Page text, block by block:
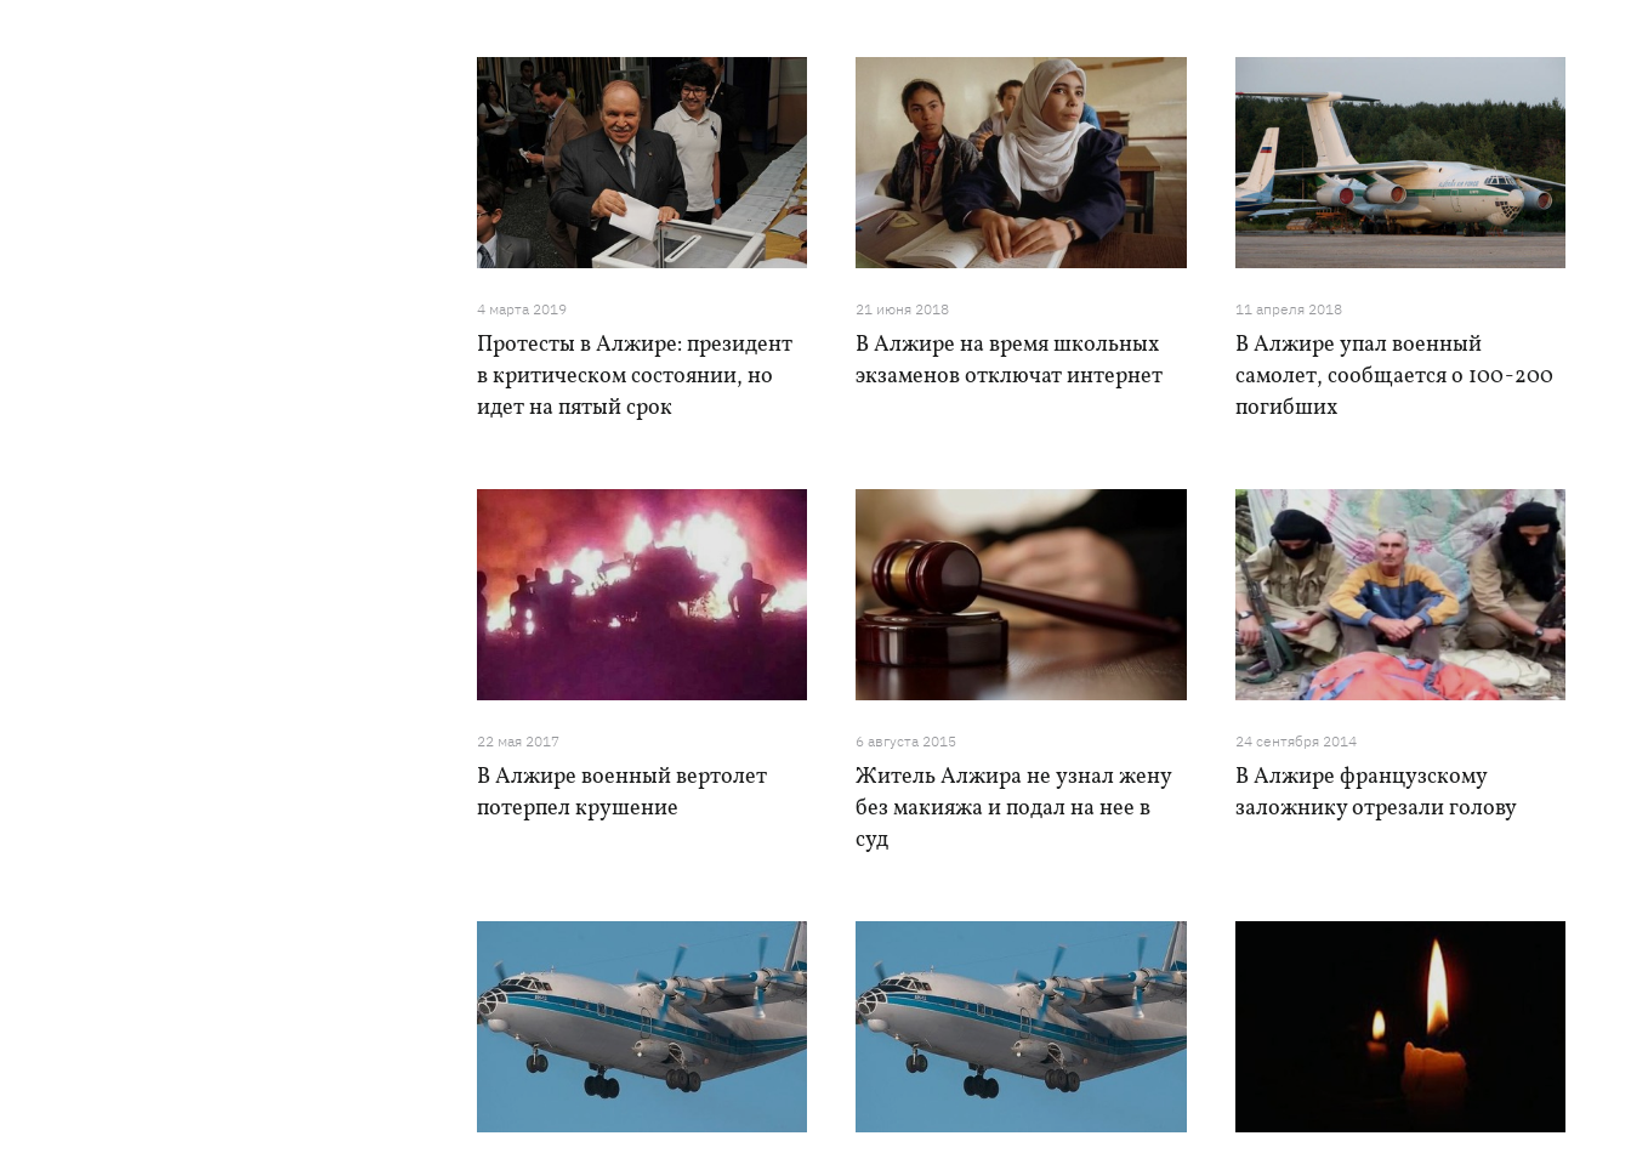
4 марта 2019
Протесты в Алжире: президент
в критическом состоянии, но
идет на пятый срок
21 июня 2018
В Алжире на время школьных
экзаменов отключат интернет
11 апреля 2018
В Алжире упал военный
самолет, сообщается о 100-200
погибших
22 мая 2017
В Алжире военный вертолет
потерпел крушение
6 августа 2015
Житель Алжира не узнал жену
без макияжа и подал на нее в
суд
24 сентября 2014
В Алжире французскому
заложнику отрезали голову